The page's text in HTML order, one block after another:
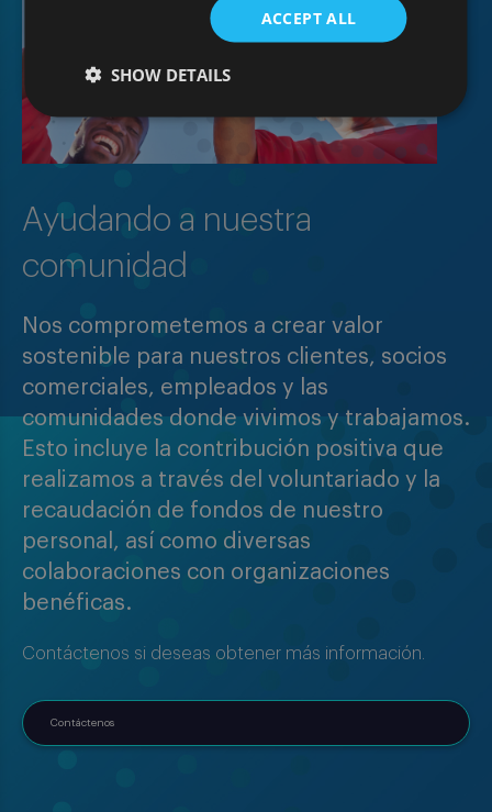
Ayudando a nuestra
comunidad
Nos comprometemos a crear valor
sostenible para nuestros clientes, socios
comerciales, empleados y las
comunidades donde vivimos y trabajamos.
Esto incluye la contribución positiva que
realizamos a través del voluntariado y la
recaudación de fondos de nuestro
personal, así como diversas
colaboraciones con organizaciones
benéficas.
Contáctenos si deseas obtener más información.
Contáctenos
ACCEPT ALL
SHOW DETAILS